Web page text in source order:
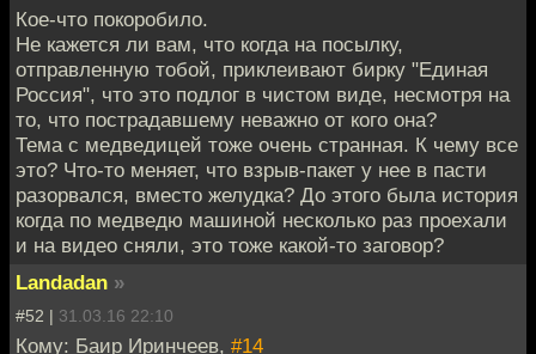
Кое-что покоробило.
Не кажется ли вам, что когда на посылку,
отправленную тобой, приклеивают бирку "Единая
Россия", что это подлог в чистом виде, несмотря на
то, что пострадавшему неважно от кого она?
Тема с медведицей тоже очень странная. К чему все
это? Что-то меняет, что взрыв-пакет у нее в пасти
разорвался, вместо желудка? До этого была история
когда по медведю машиной несколько раз проехали
и на видео сняли, это тоже какой-то заговор?
Landadan »
#52 | 31.03.16 22:10
Кому: Баир Иринчеев, #14